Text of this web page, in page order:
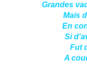
Grandes
Mais
En
Si
Fut
A